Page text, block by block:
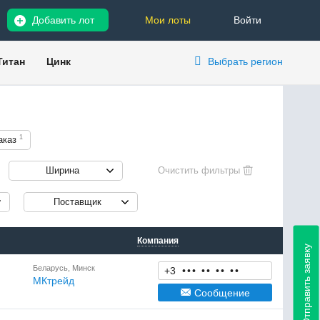
Войти
Мои лоты
Добавить лот
Цинк Выбрать регион
1
Ширина
Поставщик
Компания
Беларусь, Минск
МКтрейд
+3 ••• •• •• ••
Сообщение
Отправить заявку